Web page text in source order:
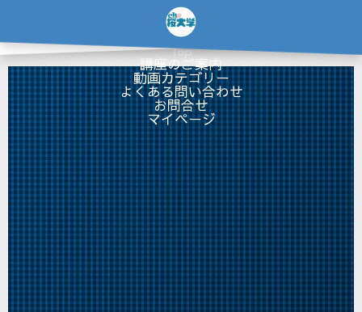
…
Top
講座のご案内
動画カテゴリー
よくある問い合わせ
お問合せ
マイページ